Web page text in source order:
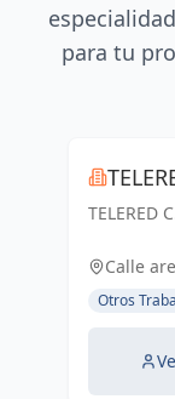
para tu
TELERED
mundo
en Vigo y
Calle
Otros